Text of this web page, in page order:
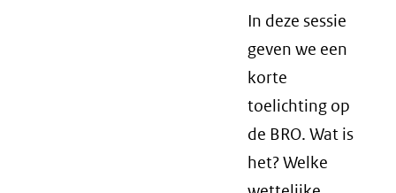
In deze sessie
geven we een
korte
toelichting op
de BRO. Wat is
het? Welke